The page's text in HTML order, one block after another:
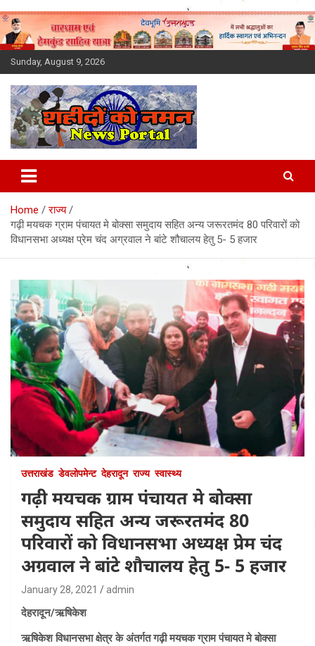
Skip
to
content
Sunday, August 9, 2026
Latest News Today, Breaking
News, Uttarakhand News in
Hindi
Home
राज्य
गढ़ी मयचक ग्राम पंचायत मे बोक्सा समुदाय सहित अन्य जरूरतमंद 80 परिवारों को
विधानसभा अध्यक्ष प्रेम चंद अग्रवाल ने बांटे शौचालय हेतु 5- 5 हजार
उत्तराखंड डेवलोपमेन्ट देहरादून राज्य स्वास्थ्य
गढ़ी मयचक ग्राम पंचायत मे बोक्सा
समुदाय सहित अन्य जरूरतमंद 80
परिवारों को विधानसभा अध्यक्ष प्रेम चंद
अग्रवाल ने बांटे शौचालय हेतु 5- 5 हजार
January 28, 2021 admin
देहरादून/ऋषिकेश
ऋषिकेश विधानसभा क्षेत्र के अंतर्गत गढ़ी मयचक ग्राम पंचायत मे बोक्सा